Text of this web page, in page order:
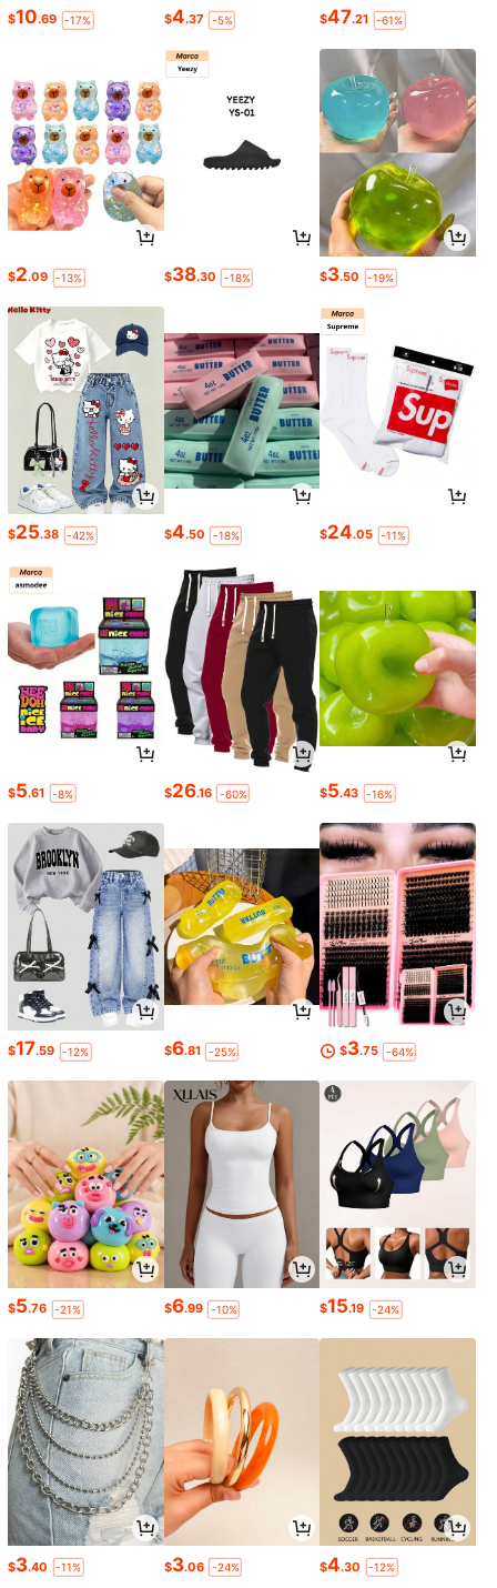
$10.69 -17% $4.37 -5% $47.21 -61%
$2.09 -13% $38.30 -18% $3.50 -19%
$25.38 -42% $4.50 -18% $24.05 -11%
$5.61 -8% $26.16 -60% $5.43 -16%
$17.59 -12% $6.81 -25% $3.75 -64%
$5.76 -21% $6.99 -10% $15.19 -24%
$3.40 -11% $3.06 -24% $4.30 -12%